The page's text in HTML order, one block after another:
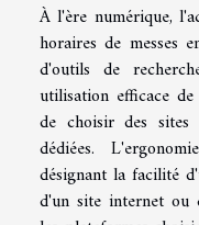
À l'ère numérique,
horaires de messes
d'outils de
utilisation efficace
de choisir des sites
dédiées.
désignant la facilité
d'un site internet ou